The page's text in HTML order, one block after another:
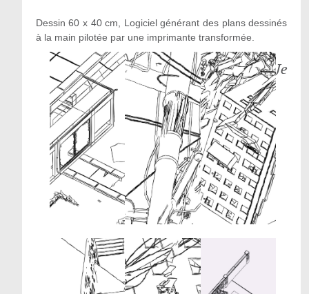
Dessin 60 x 40 cm, Logiciel générant des plans dessinés
à la main pilotée par une imprimante transformée.
Je